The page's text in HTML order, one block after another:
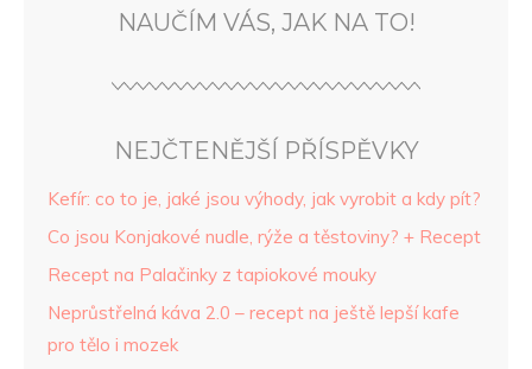
NAUČÍM VÁS, JAK NA TO!
NEJČTENĚJŠÍ PŘÍSPĚVKY
Kefír: co to je, jaké jsou výhody, jak vyrobit a kdy pít?
Co jsou Konjakové nudle, rýže a těstoviny? + Recept
Recept na Palačinky z tapiokové mouky
Neprůstřelná káva 2.0 – recept na ještě lepší kafe
pro tělo i mozek